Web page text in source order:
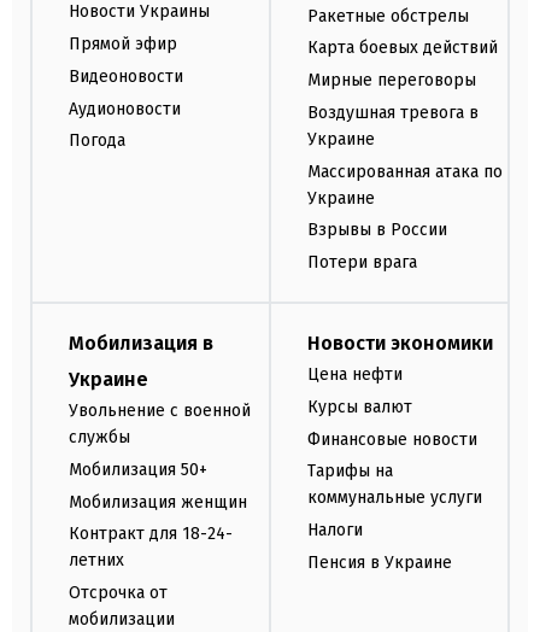
Новости Украины
Прямой эфир
Видеоновости
Аудионовости
Погода
Ракетные обстрелы
Карта боевых действий
Мирные переговоры
Воздушная тревога в
Украине
Массированная атака по
Украине
Взрывы в России
Потери врага
Мобилизация в
Украине
Увольнение с военной
службы
Мобилизация 50+
Мобилизация женщин
Контракт для 18-24-
летних
Отсрочка от
мобилизации
Новости экономики
Цена нефти
Курсы валют
Финансовые новости
Тарифы на
коммунальные услуги
Налоги
Пенсия в Украине